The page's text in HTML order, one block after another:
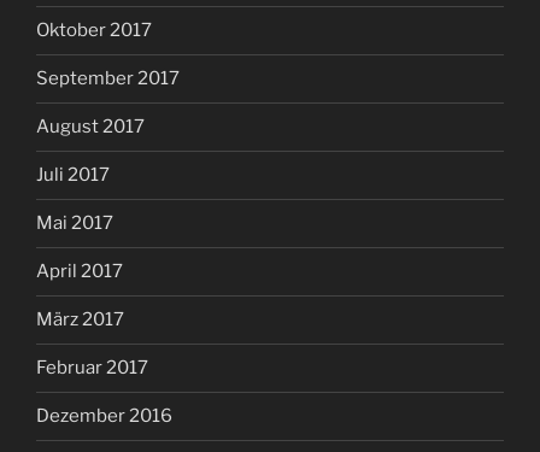
Oktober 2017
September 2017
August 2017
Juli 2017
Mai 2017
April 2017
März 2017
Februar 2017
Dezember 2016